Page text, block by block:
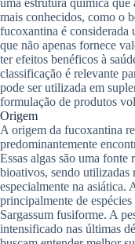
uma estrutura química
mais conhecidos, como o
fucoxantina é
que não apenas fornece
ter efeitos benéficos à
classificação é relevante
pode ser utilizada em
formulação de produtos
Origem
A origem da fucoxantina
predominantemente
Essas algas são uma fonte
bioativos, sendo utilizadas
especialmente na asiática.
principalmente de
Sargassum fusiforme. A
intensificado nas últimas